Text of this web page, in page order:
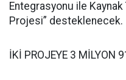
Entegrasyonu ile
Projesi” desteklenecek.
İKİ PROJEYE 3 MİLYON